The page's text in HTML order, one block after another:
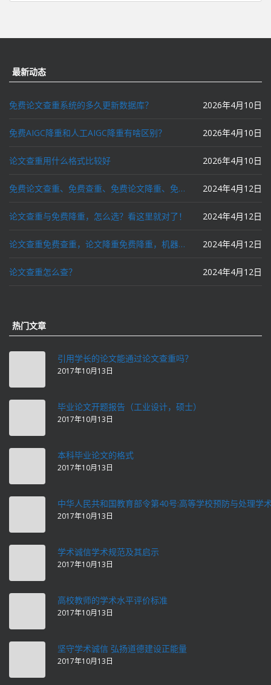
最新动态
免费论文查重系统的多久更新数据库？ 2026年4月10日
免费AIGC降重和人工AIGC降重有啥区别？ 2026年4月10日
论文查重用什么格式比较好 2026年4月10日
免费论文查重、免费查重、免费论文降重、免费降重、智能降重、一键降重、降低AIGC写作率、AI写论文，这些名词你了解吗？ 2024年4月12日
论文查重与免费降重，怎么选？看这里就对了！ 2024年4月12日
论文查重免费查重，论文降重免费降重，机器降重，人工降重，降低AIGC写作率，ai写论文，都要选论文狗和paperdog以及文思慧达！ 2024年4月12日
论文查重怎么查？ 2024年4月12日
热门文章
引用学长的论文能通过论文查重吗？
2017年10月13日
毕业论文开题报告（工业设计，硕士）
2017年10月13日
本科毕业论文的格式
2017年10月13日
中华人民共和国教育部令第40号:高等学校预防与处理学
2017年10月13日
学术诚信学术规范及其启示
2017年10月13日
高校教师的学术水平评价标准
2017年10月13日
坚守学术诚信 弘扬道德建设正能量
2017年10月13日